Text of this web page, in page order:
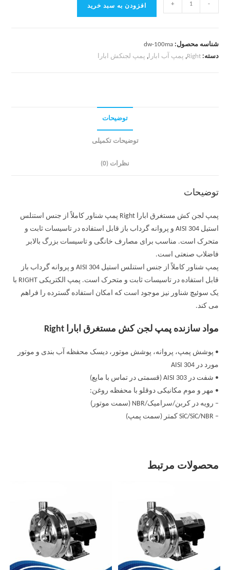
-
+ افزودن به سبد خرید
شناسه محصول:dw-100ma
دسته:Right
, پمپ آب ابارا, پمپ لجنکش ابارا
توضیحات
توضیحات تکمیلی
نظرات (0)
توضیحات
پمپ لجن کش مستغرق ابارا Right پمپ شناور کاملاً از جنس استنلس
استیل AISI 304 و پروانه گرداب باز قابل استفاده در تاسیسات ثابت و
متحرک است. مناسب برای مصارف خانگی و تاسیسات بزرگ بالابر
فاضلاب صنعتی است.
پمپ شناور کاملاً از جنس استنلس استیل AISI 304 و پروانه گرداب باز
قابل استفاده در تاسیسات ثابت و متحرک است. پمپ الکتریکی RIGHT با
یک سوئیچ شناور نیز موجود است که امکان استفاده گسترده را فراهم
می کند.
مواد سازنده پمپ لجن کش مستغرق ابارا Right
• پوشش پمپ، پروانه، پوشش موتور، دیسک محفظه آب بندی و موتور
مورد در AISI 304
• شفت در AISI 303 (قسمتی در تماس با مایع)
• مهر و موم مکانیکی دوقلو با محفظه روغن:
– رویه در کربن/سرامیک/NBR (سمت موتور)
– SiC/SiC/NBR کمتر (سمت پمپ)
محصولات مرتبط